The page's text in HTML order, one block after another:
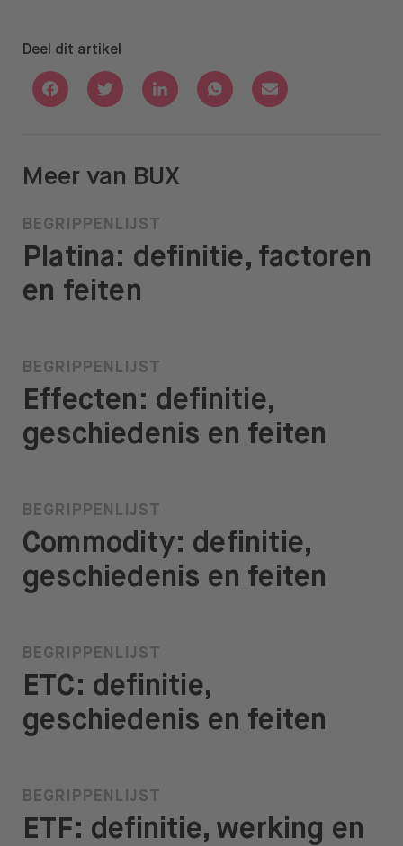
Deel dit artikel
Deel via Facebook
Deel via TwitterDeel via Linkedin
Deel via Whatsapp
Deel via Email
Meer van BUX
BEGRIPPENLIJST
Platina: definitie, factoren
en feiten
BEGRIPPENLIJST
Effecten: definitie,
geschiedenis en feiten
BEGRIPPENLIJST
Commodity: definitie,
geschiedenis en feiten
BEGRIPPENLIJST
ETC: definitie,
geschiedenis en feiten
BEGRIPPENLIJST
ETF: definitie, werking en